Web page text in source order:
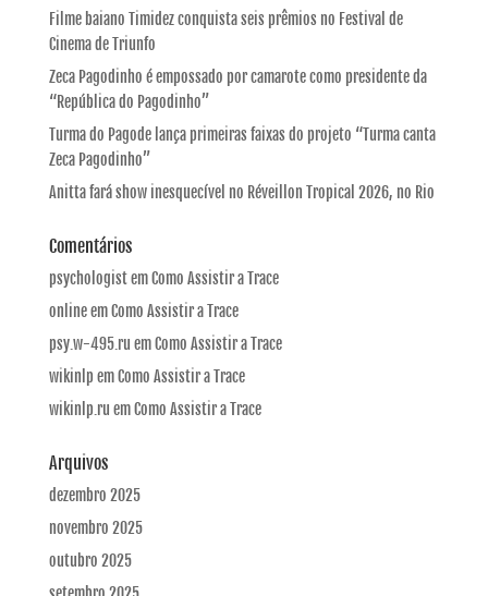
Filme baiano Timidez conquista seis prêmios no Festival de
Cinema de Triunfo
Zeca Pagodinho é empossado por camarote como presidente da
“República do Pagodinho”
Turma do Pagode lança primeiras faixas do projeto “Turma canta
Zeca Pagodinho”
Anitta fará show inesquecível no Réveillon Tropical 2026, no Rio
Comentários
psychologistemComo Assistir a Trace
onlineemComo Assistir a Trace
psy.w-495.ru emComo Assistir a Trace
wikinlp emComo Assistir a Trace
wikinlp.ru emComo Assistir a Trace
Arquivos
dezembro 2025
novembro 2025
outubro 2025